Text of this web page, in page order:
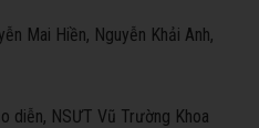
Mai Hiền, Nguyễn Khải Anh,
diễn, NSƯT Vũ Trường Khoa